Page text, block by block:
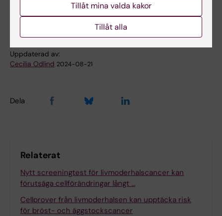
Livmoderhalscancer
Uppdaterad av:
Cecilia Odlind 2024-08-21
Dela
Relaterat
Nytt screeningtest för livmoderhalscancer kan
förutsäga cellförändringar långt …
Cellprover från livmoderhalsen kan upptäcka risk
för bröst- och äggstockscancer
Tillåt mina valda kakor
Tillåt alla